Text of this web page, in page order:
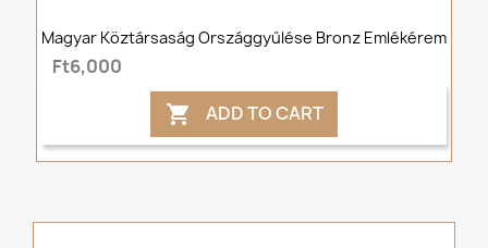
Magyar Köztársaság Országgyűlése Bronz Emlékérem
Ft6,000
 ADD TO CART